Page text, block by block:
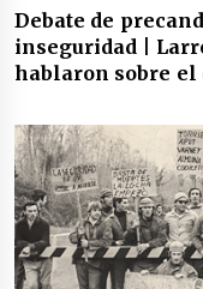
Debate de
inseguridad |
hablaron sobre el